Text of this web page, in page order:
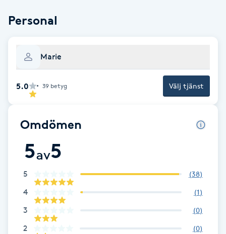
Fransfärgning
Fransförlängning
Fransförlängning Megavolym
Frekvensterapi
Friskvård
Personal
Marie
5.0 39 betyg Välj tjänst
Omdömen
5av5
5 (38)
4 (1)
3 (0)
2 (0)